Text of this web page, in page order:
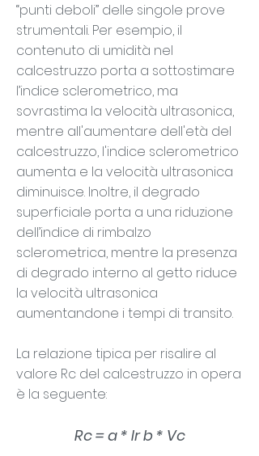
“punti deboli” delle singole prove
strumentali. Per esempio, il
contenuto di umidità nel
calcestruzzo porta a sottostimare
l’indice sclerometrico, ma
sovrastima la velocità ultrasonica,
mentre all'aumentare dell'età del
calcestruzzo, l'indice sclerometrico
aumenta e la velocità ultrasonica
diminuisce. Inoltre, il degrado
superficiale porta a una riduzione
dell’indice di rimbalzo
sclerometrica, mentre la presenza
di degrado interno al getto riduce
la velocità ultrasonica
aumentandone i tempi di transito.
La relazione tipica per risalire al
valore Rc del calcestruzzo in opera
è la seguente:
Rc = a * Ir b * Vc